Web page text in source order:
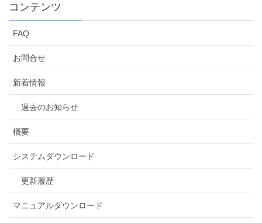
コンテンツ
FAQ
お問合せ
新着情報
過去のお知らせ
概要
システムダウンロード
更新履歴
マニュアルダウンロード